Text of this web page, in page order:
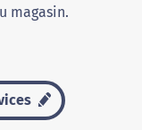
magasin.